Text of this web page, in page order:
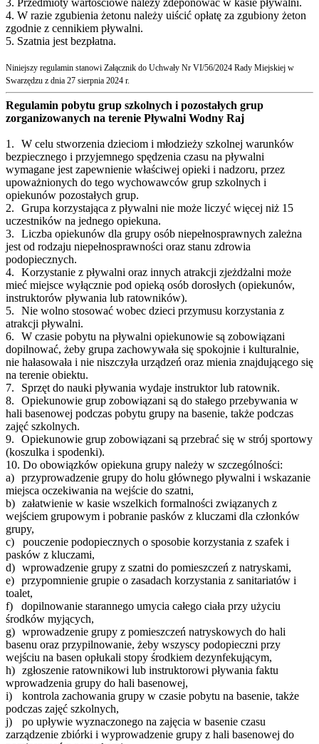
4. W razie zgubienia żetonu należy uiścić opłatę za zgubiony żeton
zgodnie z cennikiem pływalni.
5. Szatnia jest bezpłatna.
Niniejszy regulamin stanowi Załącznik do Uchwały Nr VI/56/2024 Rady Miejskiej w
Swarzędzu z dnia 27 sierpnia 2024 r.
Regulamin pobytu grup szkolnych i pozostałych grup
zorganizowanych na terenie Pływalni Wodny Raj
1.
W celu stworzenia dzieciom i młodzieży szkolnej warunków
bezpiecznego i przyjemnego spędzenia czasu na pływalni
wymagane jest zapewnienie właściwej opieki i nadzoru, przez
upoważnionych do tego wychowawców grup szkolnych i
opiekunów pozostałych grup.
2.
Grupa korzystająca z pływalni nie może liczyć więcej niż 15
uczestników na jednego opiekuna.
3.
Liczba opiekunów dla grupy osób niepełnosprawnych zależna
jest od rodzaju niepełnosprawności oraz stanu zdrowia
podopiecznych.
4.
Korzystanie z pływalni oraz innych atrakcji zjeżdżalni może
mieć miejsce wyłącznie pod opieką osób dorosłych (opiekunów,
instruktorów pływania lub ratowników).
5.
Nie wolno stosować wobec dzieci przymusu korzystania z
atrakcji pływalni.
6.
W czasie pobytu na pływalni opiekunowie są zobowiązani
dopilnować, żeby grupa zachowywała się spokojnie i kulturalnie,
nie hałasowała i nie niszczyła urządzeń oraz mienia znajdującego się
na terenie obiektu.
7.
Sprzęt do nauki pływania wydaje instruktor lub ratownik.
8.
Opiekunowie grup zobowiązani są do stałego przebywania w
hali basenowej podczas pobytu grupy na basenie, także podczas
zajęć szkolnych.
9.
Opiekunowie grup zobowiązani są przebrać się w strój sportowy
(koszulka i spodenki).
10. Do obowiązków opiekuna grupy należy w szczególności:
a) przyprowadzenie grupy do holu głównego pływalni i wskazanie
miejsca oczekiwania na wejście do szatni,
b) załatwienie w kasie wszelkich formalności związanych z
wejściem grupowym i pobranie pasków z kluczami dla członków
grupy,
c)
pouczenie podopiecznych o sposobie korzystania z szafek i
pasków z kluczami,
d) wprowadzenie grupy z szatni do pomieszczeń z natryskami,
e) przypomnienie grupie o zasadach korzystania z sanitariatów i
toalet,
f)
dopilnowanie starannego umycia całego ciała przy użyciu
środków myjących,
g) wprowadzenie grupy z pomieszczeń natryskowych do hali
basenu oraz przypilnowanie, żeby wszyscy podopieczni przy
wejściu na basen opłukali stopy środkiem dezynfekującym,
h) zgłoszenie ratownikowi lub instruktorowi pływania faktu
wprowadzenia grupy do hali basenowej,
i)
kontrola zachowania grupy w czasie pobytu na basenie, także
podczas zajęć szkolnych,
j)
po upływie wyznaczonego na zajęcia w basenie czasu
zarządzenie zbiórki i wyprowadzenie grupy z hali basenowej do